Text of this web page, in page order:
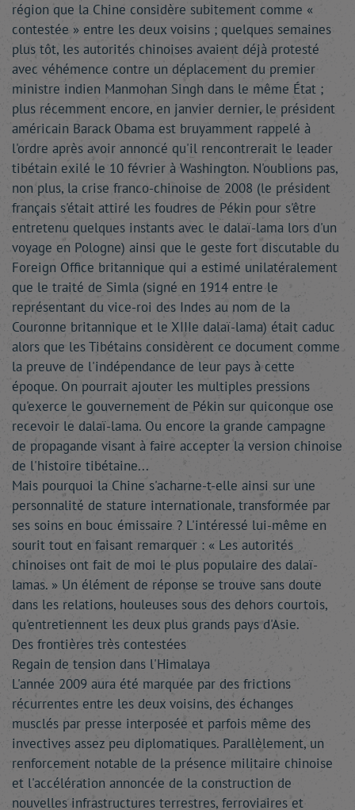
région que la Chine considère subitement comme «
contestée » entre les deux voisins ; quelques semaines
plus tôt, les autorités chinoises avaient déjà protesté
avec véhémence contre un déplacement du premier
ministre indien Manmohan Singh dans le même État ;
plus récemment encore, en janvier dernier, le président
américain Barack Obama est bruyamment rappelé à
l'ordre après avoir annoncé qu'il rencontrerait le leader
tibétain exilé le 10 février à Washington. N'oublions pas,
non plus, la crise franco-chinoise de 2008 (le président
français s'était attiré les foudres de Pékin pour s'être
entretenu quelques instants avec le dalaï-lama lors d'un
voyage en Pologne) ainsi que le geste fort discutable du
Foreign Office britannique qui a estimé unilatéralement
que le traité de Simla (signé en 1914 entre le
représentant du vice-roi des Indes au nom de la
Couronne britannique et le XIIIe dalaï-lama) était caduc
alors que les Tibétains considèrent ce document comme
la preuve de l'indépendance de leur pays à cette
époque. On pourrait ajouter les multiples pressions
qu'exerce le gouvernement de Pékin sur quiconque ose
recevoir le dalaï-lama. Ou encore la grande campagne
de propagande visant à faire accepter la version chinoise
de l'histoire tibétaine...
Mais pourquoi la Chine s'acharne-t-elle ainsi sur une
personnalité de stature internationale, transformée par
ses soins en bouc émissaire ? L'intéressé lui-même en
sourit tout en faisant remarquer : « Les autorités
chinoises ont fait de moi le plus populaire des dalaï-
lamas. » Un élément de réponse se trouve sans doute
dans les relations, houleuses sous des dehors courtois,
qu'entretiennent les deux plus grands pays d'Asie.
Des frontières très contestées
Regain de tension dans l'Himalaya
L'année 2009 aura été marquée par des frictions
récurrentes entre les deux voisins, des échanges
musclés par presse interposée et parfois même des
invectives assez peu diplomatiques. Parallèlement, un
renforcement notable de la présence militaire chinoise
et l'accélération annoncée de la construction de
nouvelles infrastructures terrestres, ferroviaires et